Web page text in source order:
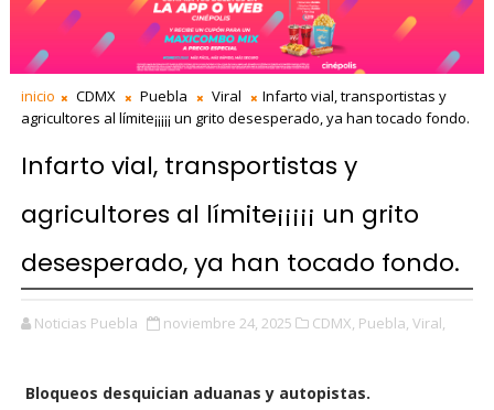
inicio CDMX Puebla Viral
Infarto vial, transportistas y
agricultores al límite¡¡¡¡¡ un grito desesperado, ya han tocado fondo.
Infarto vial, transportistas y
agricultores al límite¡¡¡¡¡ un grito
desesperado, ya han tocado fondo.
Noticias Puebla noviembre 24, 2025 CDMX, Puebla, Viral,
Bloqueos desquician aduanas y autopistas.